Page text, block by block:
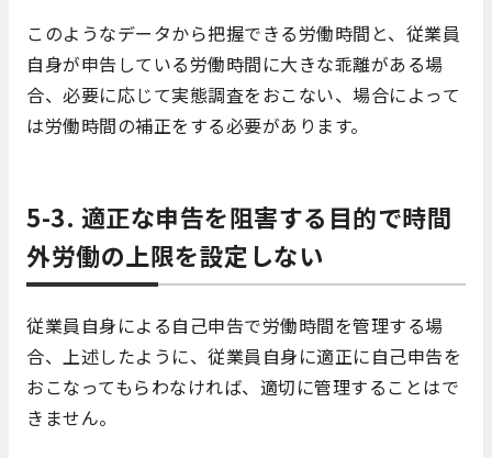
このようなデータから把握できる労働時間と、従業員
自身が申告している労働時間に大きな乖離がある場
合、必要に応じて実態調査をおこない、場合によって
は労働時間の補正をする必要があります。
5-3. 適正な申告を阻害する目的で時間
外労働の上限を設定しない
従業員自身による自己申告で労働時間を管理する場
合、上述したように、従業員自身に適正に自己申告を
おこなってもらわなければ、適切に管理することはで
きません。